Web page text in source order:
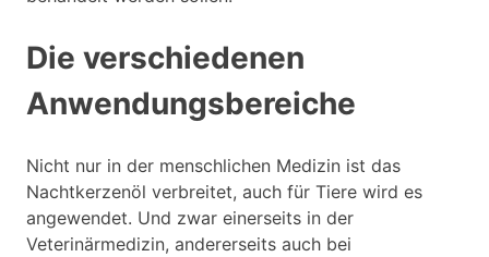
Die verschiedenen
Anwendungsbereiche
Nicht nur in der menschlichen Medizin ist das
Nachtkerzenöl verbreitet, auch für Tiere wird es
angewendet. Und zwar einerseits in der
Veterinärmedizin, andererseits auch bei